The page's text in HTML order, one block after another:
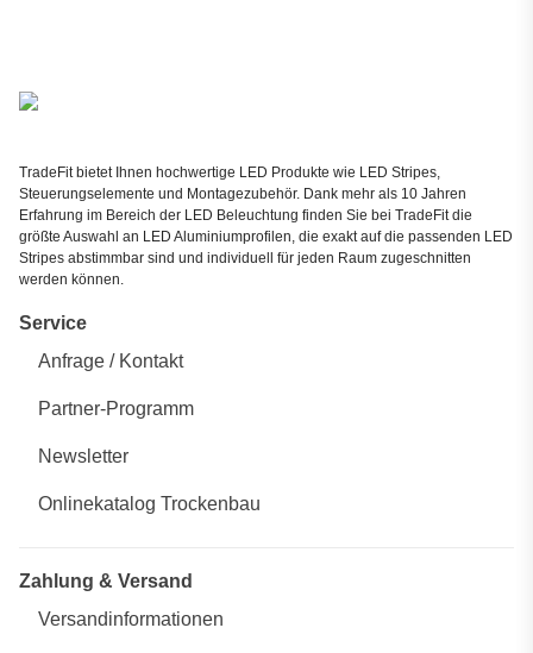
TradeFit bietet Ihnen hochwertige LED Produkte wie LED Stripes,
Steuerungselemente und Montagezubehör. Dank mehr als 10 Jahren
Erfahrung im Bereich der LED Beleuchtung finden Sie bei TradeFit die
größte Auswahl an LED Aluminiumprofilen, die exakt auf die passenden LED
Stripes abstimmbar sind und individuell für jeden Raum zugeschnitten
werden können.
Service
Anfrage / Kontakt
Partner-Programm
Newsletter
Onlinekatalog Trockenbau
Zahlung & Versand
Versandinformationen